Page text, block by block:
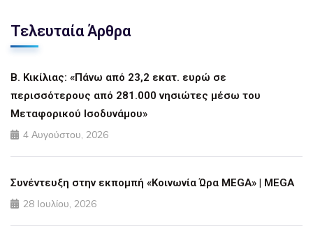
Τελευταία Άρθρα
Β. Κικίλιας: «Πάνω από 23,2 εκατ. ευρώ σε
περισσότερους από 281.000 νησιώτες μέσω του
Μεταφορικού Ισοδυνάμου»
4 Αυγούστου, 2026
Συνέντευξη στην εκπομπή «Κοινωνία Ώρα MEGA» | MEGA
28 Ιουλίου, 2026